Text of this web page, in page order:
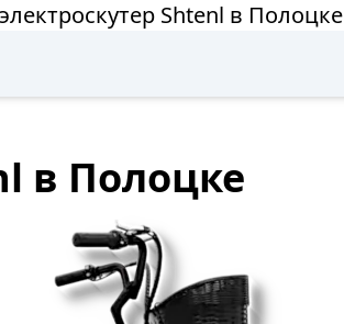
Shtenl в Полоцке
в Полоцке